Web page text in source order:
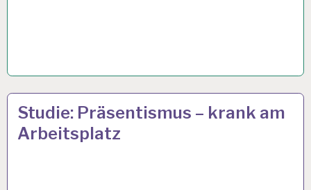
12-
STUNDEN-
ARBEITSTAG…
Studie: Präsentismus – krank am
Arbeitsplatz
19 DEZ. 2018